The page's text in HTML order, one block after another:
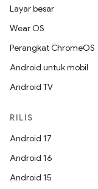
Layar besar
Wear OS
Perangkat ChromeOS
Android untuk mobil
Android TV
RILIS
Android 17
Android 16
Android 15